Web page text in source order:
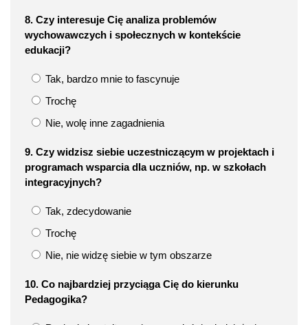
8. Czy interesuje Cię analiza problemów
wychowawczych i społecznych w kontekście
edukacji?
Tak, bardzo mnie to fascynuje
Trochę
Nie, wolę inne zagadnienia
9. Czy widzisz siebie uczestniczącym w projektach i
programach wsparcia dla uczniów, np. w szkołach
integracyjnych?
Tak, zdecydowanie
Trochę
Nie, nie widzę siebie w tym obszarze
10. Co najbardziej przyciąga Cię do kierunku
Pedagogika?